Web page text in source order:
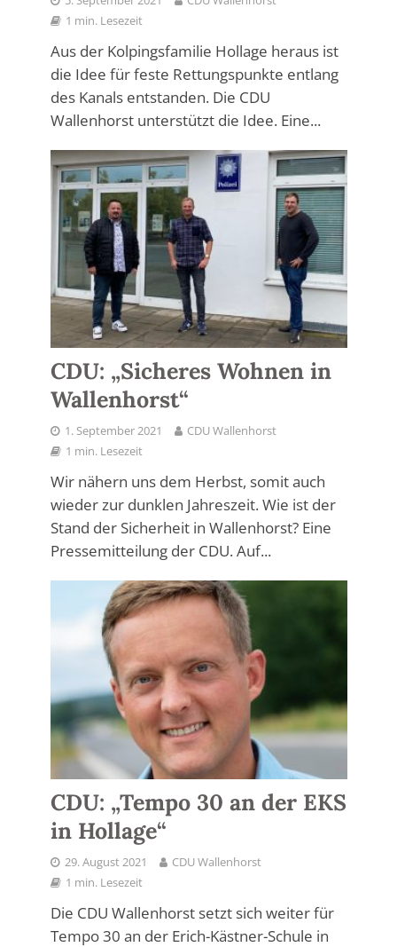
1 min. Lesezeit
Aus der Kolpingsfamilie Hollage heraus ist
die Idee für feste Rettungspunkte entlang
des Kanals entstanden. Die CDU
Wallenhorst unterstützt die Idee. Eine...
CDU: „Sicheres Wohnen in
Wallenhorst“
1. September 2021
CDU Wallenhorst
1 min. Lesezeit
Wir nähern uns dem Herbst, somit auch
wieder zur dunklen Jahreszeit. Wie ist der
Stand der Sicherheit in Wallenhorst? Eine
Pressemitteilung der CDU. Auf...
CDU: „Tempo 30 an der EKS
in Hollage“
29. August 2021
CDU Wallenhorst
1 min. Lesezeit
Die CDU Wallenhorst setzt sich weiter für
Tempo 30 an der Erich-Kästner-Schule in